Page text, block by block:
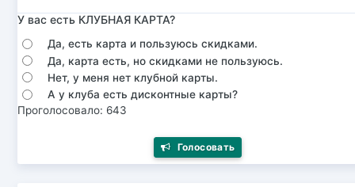
У вас есть КЛУБНАЯ КАРТА?
Да, есть карта и пользуюсь скидками.
Да, карта есть, но скидками не пользуюсь.
Нет, у меня нет клубной карты.
А у клуба есть дисконтные карты?
Проголосовало: 643
Голосовать